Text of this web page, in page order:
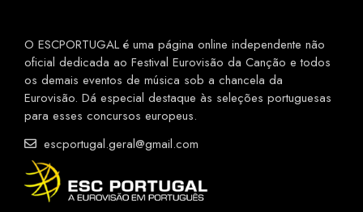
O ESCPORTUGAL é uma página online independente não
oficial dedicada ao Festival Eurovisão da Canção e todos
os demais eventos de música sob a chancela da
Eurovisão. Dá especial destaque às seleções portuguesas
para esses concursos europeus.
escportugal.geral@gmail.com